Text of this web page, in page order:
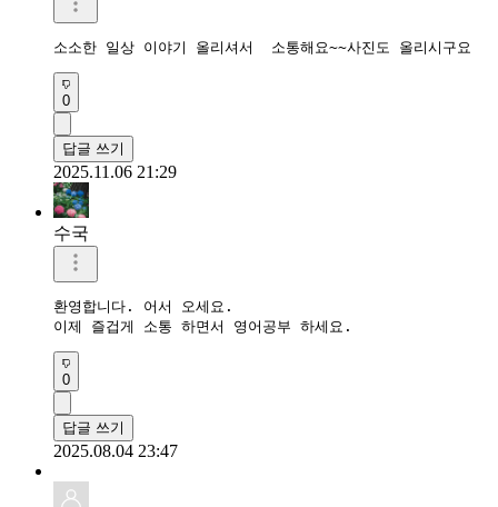
소소한 일상 이야기 올리셔서  소통해요~~사진도 올리시구요
0
답글 쓰기
2025.11.06 21:29
수국
환영합니다. 어서 오세요.
이제 즐겁게 소통 하면서 영어공부 하세요.
0
답글 쓰기
2025.08.04 23:47